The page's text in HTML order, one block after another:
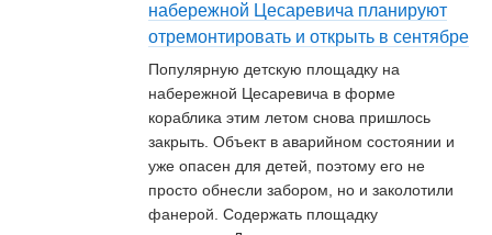
набережной Цесаревича планируют
отремонтировать и открыть в сентябре
Популярную детскую площадку на
набережной Цесаревича в форме
кораблика этим летом снова пришлось
закрыть. Объект в аварийном состоянии и
уже опасен для детей, поэтому его не
просто обнесли забором, но и заколотили
фанерой. Содержать площадку